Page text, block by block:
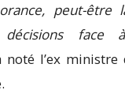
peut-être
décisions
l’ex ministre